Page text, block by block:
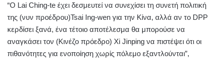
“Ο Lai Ching-te έχει δεσμευτεί να συνεχίσει τη συνετή πολιτική
της (νυν προέδρου)Tsai Ing-wen για την Κίνα, αλλά αν το DPP
κερδίσει ξανά, ένα τέτοιο αποτέλεσμα θα μπορούσε να
αναγκάσει τον (Κινέζο πρόεδρο) Xi Jinping να πιστέψει ότι οι
πιθανότητες για ενοποίηση χωρίς πόλεμο εξαντλούνται”,